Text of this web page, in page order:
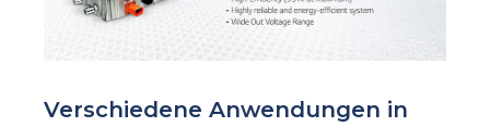
Verschiedene Anwendungen in